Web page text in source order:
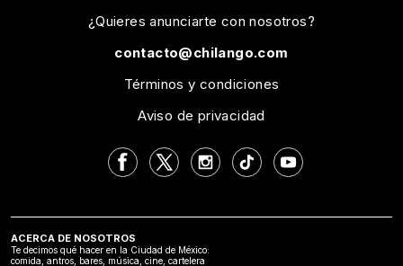
¿Quieres anunciarte con nosotros?
contacto@chilango.com
Términos y condiciones
Aviso de privacidad
ACERCA DE NOSOTROS
Te decimos qué hacer en la Ciudad de México:
comida, antros, bares, música, cine, cartelera